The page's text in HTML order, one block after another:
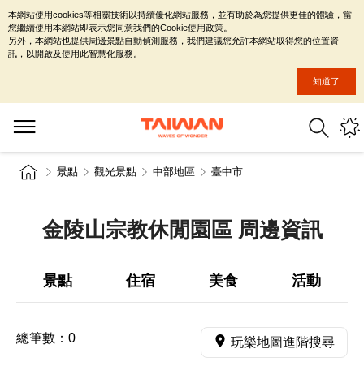
景點 觀光景點 中部地區 臺中市
金陵山宗教休閒園區 周邊資訊
景點 住宿 美食 活動
總筆數： 0 玩樂地圖進階搜尋
本網站使用cookies等相關技術以持續優化網站服務，並有助於為您提供更佳的體驗，當
您繼續使用本網站即表示您同意我們的Cookie使用政策。
另外，本網站也提供周邊景點自動偵測服務，我們建議您允許本網站取得您的位置資
訊，以開啟及使用此智慧化服務。
知道了